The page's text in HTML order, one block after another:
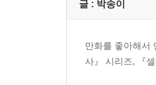
글 : 박송이
만화를 좋아해서
사』 시리즈, 『